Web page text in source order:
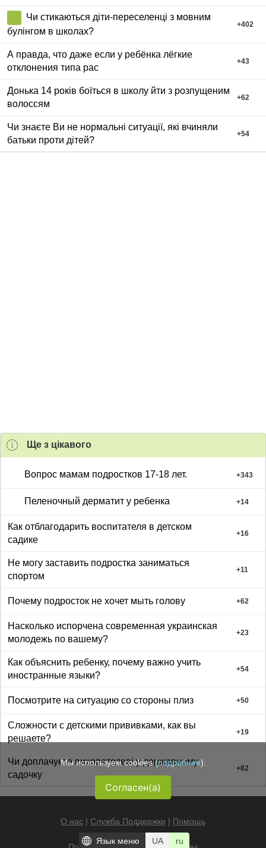
Чи стикаються діти-переселенці з мовним
булінгом в школах?
+402
А правда, что даже если у ребёнка лёгкие
отклонения типа рас
+43
Донька 14 років боїться в школу йти з розпущеним
волоссям
+62
Чи знаєте Ви не нормальні ситуації, які вчиняли
батьки проти дітей?
+54
Ще з цiкавого
Вопрос мамам подростков 17-18 лет. +343
Пеленочный дерматит у ребенка +14
Как отблагодарить воспитателя в детском
садике
+16
Не могу заставить подростка заниматься
спортом
+11
Почему подросток не хочет мыть голову +62
Насколько испорчена современная украинская
молодежь по вашему?
+23
Как объяснить ребенку, почему важно учить
иностранные языки?
+54
Посмотрите на ситуацию со стороны плиз +50
Сложности с детскими прививками, как вы
решаете?
+19
Чи доплачуєте вихователеві у державному
садочку
+82
О нас | Служба Поддержки | Помощь
Мы используем cookies (подробнее).
Согласен(а)
Язык меню UA ru